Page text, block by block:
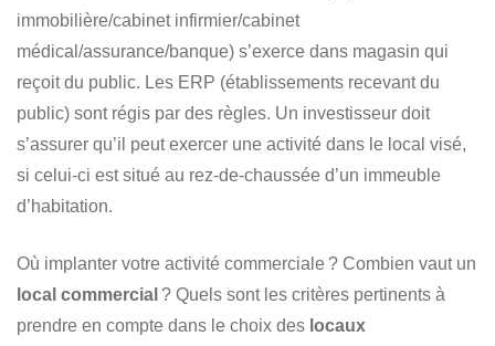
immobilière/cabinet infirmier/cabinet
médical/assurance/banque) s’exerce dans magasin qui
reçoit du public. Les ERP (établissements recevant du
public) sont régis par des règles. Un investisseur doit
s’assurer qu’il peut exercer une activité dans le local visé,
si celui-ci est situé au rez-de-chaussée d’un immeuble
d’habitation.
Où implanter votre activité commerciale ? Combien vaut un
local commercial ? Quels sont les critères pertinents à
prendre en compte dans le choix des locaux